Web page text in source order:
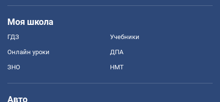
Моя школа
ГДЗ Учебники
Онлайн уроки ДПА
ЗНО НМТ
Авто